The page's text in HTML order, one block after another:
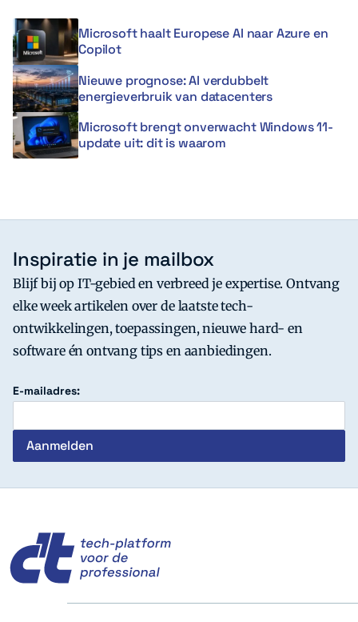
Microsoft haalt Europese AI naar Azure en
Copilot
Nieuwe prognose: AI verdubbelt
energieverbruik van datacenters
Microsoft brengt onverwacht Windows 11-
update uit: dit is waarom
Inspiratie in je mailbox
Blijf bij op IT-gebied en verbreed je expertise. Ontvang
elke week artikelen over de laatste tech-
ontwikkelingen, toepassingen, nieuwe hard- en
software én ontvang tips en aanbiedingen.
E-mailadres: